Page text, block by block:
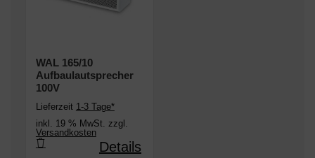
WAL 165/10
Aufbaulautsprecher
100V
Lieferzeit 1-3 Tage*
inkl. 19 % MwSt. zzgl.
Versandkosten
165/10 Aufbaulautsprecher 100V
Details